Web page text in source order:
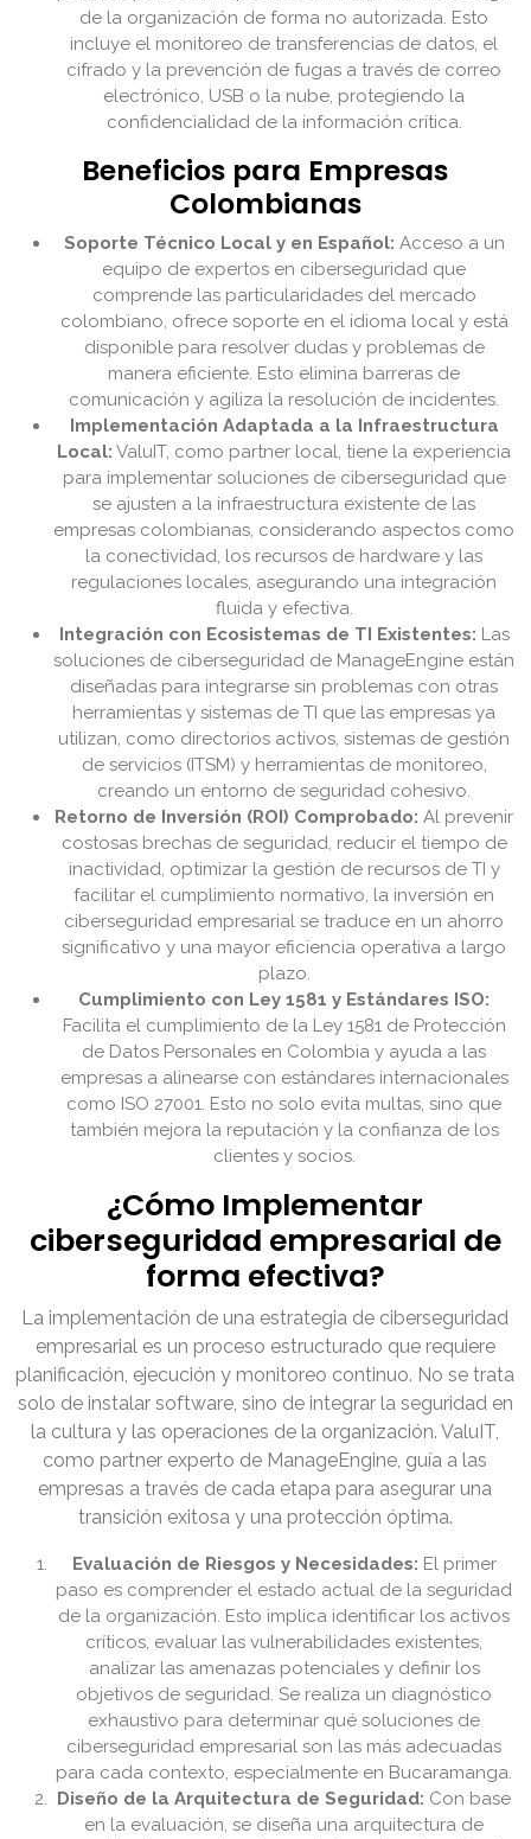
de la organización de forma no autorizada. Esto
incluye el monitoreo de transferencias de datos, el
cifrado y la prevención de fugas a través de correo
electrónico, USB o la nube, protegiendo la
confidencialidad de la información crítica.
Beneficios para Empresas
Colombianas
Soporte Técnico Local y en Español: Acceso a un
equipo de expertos en ciberseguridad que
comprende las particularidades del mercado
colombiano, ofrece soporte en el idioma local y está
disponible para resolver dudas y problemas de
manera eficiente. Esto elimina barreras de
comunicación y agiliza la resolución de incidentes.
Implementación Adaptada a la Infraestructura
Local: ValuIT, como partner local, tiene la experiencia
para implementar soluciones de ciberseguridad que
se ajusten a la infraestructura existente de las
empresas colombianas, considerando aspectos como
la conectividad, los recursos de hardware y las
regulaciones locales, asegurando una integración
fluida y efectiva.
Integración con Ecosistemas de TI Existentes: Las
soluciones de ciberseguridad de ManageEngine están
diseñadas para integrarse sin problemas con otras
herramientas y sistemas de TI que las empresas ya
utilizan, como directorios activos, sistemas de gestión
de servicios (ITSM) y herramientas de monitoreo,
creando un entorno de seguridad cohesivo.
Retorno de Inversión (ROI) Comprobado: Al prevenir
costosas brechas de seguridad, reducir el tiempo de
inactividad, optimizar la gestión de recursos de TI y
facilitar el cumplimiento normativo, la inversión en
ciberseguridad empresarial se traduce en un ahorro
significativo y una mayor eficiencia operativa a largo
plazo.
Cumplimiento con Ley 1581 y Estándares ISO:
Facilita el cumplimiento de la Ley 1581 de Protección
de Datos Personales en Colombia y ayuda a las
empresas a alinearse con estándares internacionales
como ISO 27001. Esto no solo evita multas, sino que
también mejora la reputación y la confianza de los
clientes y socios.
¿Cómo Implementar
ciberseguridad empresarial de
forma efectiva?
La implementación de una estrategia de ciberseguridad
empresarial es un proceso estructurado que requiere
planificación, ejecución y monitoreo continuo. No se trata
solo de instalar software, sino de integrar la seguridad en
la cultura y las operaciones de la organización. ValuIT,
como partner experto de ManageEngine, guía a las
empresas a través de cada etapa para asegurar una
transición exitosa y una protección óptima.
Evaluación de Riesgos y Necesidades: El primer
paso es comprender el estado actual de la seguridad
de la organización. Esto implica identificar los activos
críticos, evaluar las vulnerabilidades existentes,
analizar las amenazas potenciales y definir los
objetivos de seguridad. Se realiza un diagnóstico
exhaustivo para determinar qué soluciones de
ciberseguridad empresarial son las más adecuadas
para cada contexto, especialmente en Bucaramanga.
Diseño de la Arquitectura de Seguridad: Con base
en la evaluación, se diseña una arquitectura de